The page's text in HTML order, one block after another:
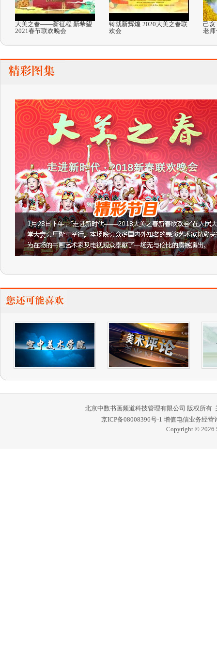
大美之春——新征程 新希望
2021春节联欢晚会
铸就新辉煌·2020大美之春联
欢会
己亥
老师
北京中数书画频道科技管理有限公司 版权所有
京ICP备08008396号-1 增值电信业务经营
Copyright © 2026